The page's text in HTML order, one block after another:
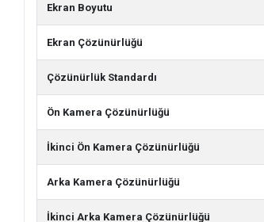
Ekran Boyutu
Ekran Çözünürlüğü
Çözünürlük Standardı
Ön Kamera Çözünürlüğü
İkinci Ön Kamera Çözünürlüğü
Arka Kamera Çözünürlüğü
İkinci Arka Kamera Çözünürlüğü